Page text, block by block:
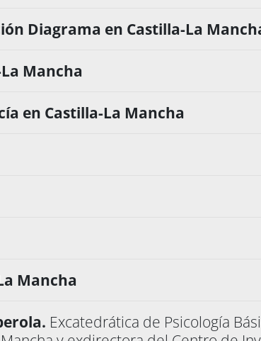
Diagrama en Castilla-La
Mancha
en Castilla-La Mancha
Mancha
Excatedrática de Psicología